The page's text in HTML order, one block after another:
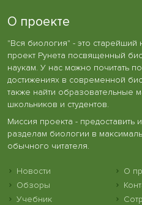
О проекте
"Вся биология" - это
проект Рунета посвященный
наукам. У нас можно почитать
достижениях в современной
также найти образовательные
школьников и студентов.
Миссия проекта -
разделам биологии в
обычного читателя.
Новости
Обзоры
Учебник
О